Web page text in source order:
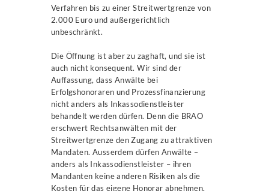
Verfahren bis zu einer Streitwertgrenze von
2.000 Euro und außergerichtlich
unbeschränkt.
Die Öffnung ist aber zu zaghaft, und sie ist
auch nicht konsequent. Wir sind der
Auffassung, dass Anwälte bei
Erfolgshonoraren und Prozessfinanzierung
nicht anders als Inkassodienstleister
behandelt werden dürfen. Denn die BRAO
erschwert Rechtsanwälten mit der
Streitwertgrenze den Zugang zu attraktiven
Mandaten. Ausserdem dürfen Anwälte –
anders als Inkassodienstleister – ihren
Mandanten keine anderen Risiken als die
Kosten für das eigene Honorar abnehmen,